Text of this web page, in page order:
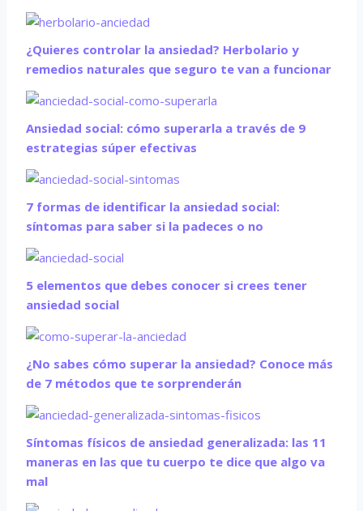
¿Quieres controlar la ansiedad? Herbolario y
remedios naturales que seguro te van a funcionar
Ansiedad social: cómo superarla a través de 9
estrategias súper efectivas
7 formas de identificar la ansiedad social:
síntomas para saber si la padeces o no
5 elementos que debes conocer si crees tener
ansiedad social
¿No sabes cómo superar la ansiedad? Conoce más
de 7 métodos que te sorprenderán
Síntomas físicos de ansiedad generalizada: las 11
maneras en las que tu cuerpo te dice que algo va
mal